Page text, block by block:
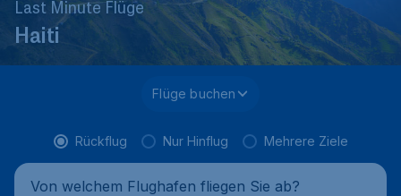
Last Minute Flüge
Haiti
Flüge buchen
Rückflug Nur Hinflug Mehrere Ziele
Von welchem Flughafen fliegen Sie ab?